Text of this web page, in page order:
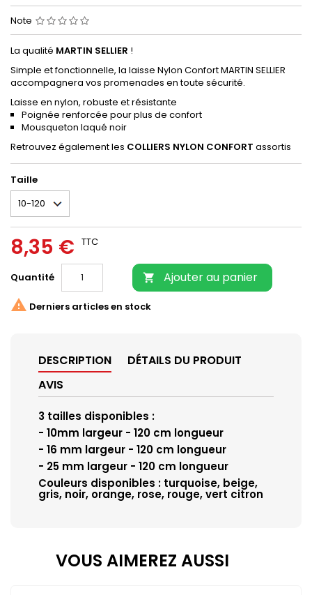
Note
La qualité MARTIN SELLIER !
Simple et fonctionnelle, la laisse Nylon Confort MARTIN SELLIER
accompagnera vos promenades en toute sécurité.
Laisse en nylon, robuste et résistante
Poignée renforcée pour plus de confort
Mousqueton laqué noir
Retrouvez également les COLLIERS NYLON CONFORT assortis
Taille
8,35 € TTC
Quantité  Ajouter au panier
 Derniers articles en stock
DESCRIPTION
DÉTAILS DU PRODUIT
AVIS
3 tailles disponibles :
- 10mm largeur - 120 cm longueur
- 16 mm largeur - 120 cm longueur
- 25 mm largeur - 120 cm longueur
Couleurs disponibles : turquoise, beige,
gris, noir, orange, rose, rouge, vert citron
VOUS AIMEREZ AUSSI